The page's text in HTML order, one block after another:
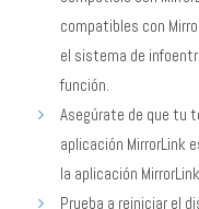
compatibles con
el sistema de
función.
Asegúrate de que tu
aplicación MirrorLink
la aplicación
Prueba a reiniciar el